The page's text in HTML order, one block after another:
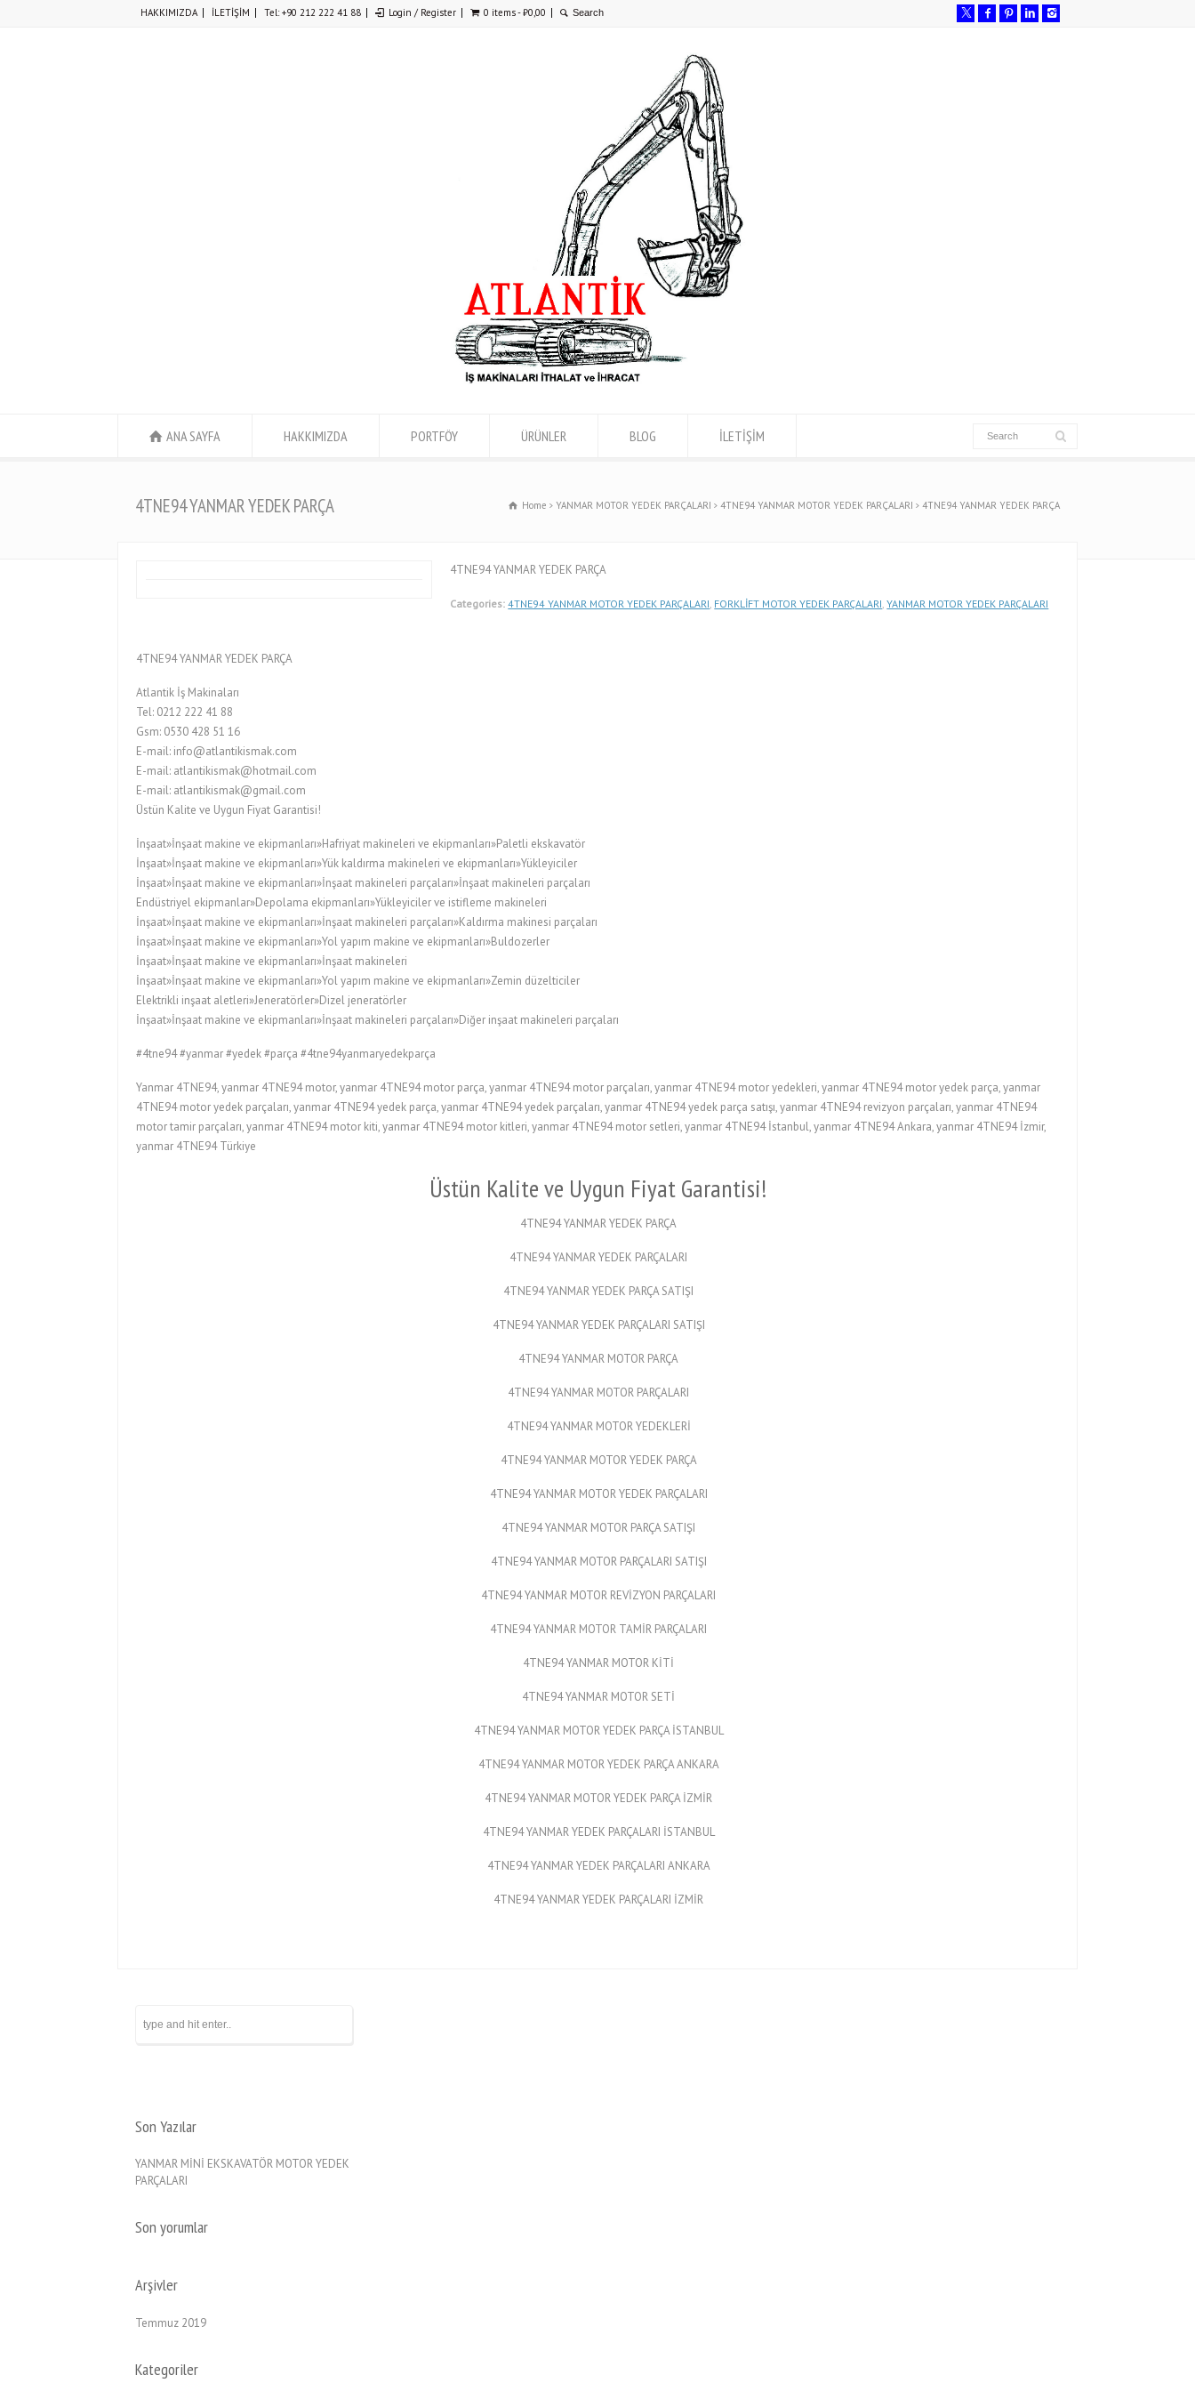
HAKKIMIZDA İLETİŞİM Tel: +90 212 222 41 88 Login / Register 0 items -₺0,00
ANA SAYFA HAKKIMIZDA PORTFÖY ÜRÜNLER BLOG İLETİŞİM
4TNE94 YANMAR YEDEK PARÇA Home YANMAR MOTOR YEDEK PARÇALARI 4TNE94 YANMAR MOTOR YEDEK PARÇALARI 4TNE94 YANMAR YEDEK PARÇA
4TNE94 YANMAR YEDEK PARÇA
Categories: 4TNE94 YANMAR MOTOR YEDEK PARÇALARI, FORKLİFT MOTOR YEDEK PARÇALARI,YANMAR MOTOR YEDEK PARÇALARI
4TNE94 YANMAR YEDEK PARÇA
Atlantik İş Makinaları
Tel: 0212 222 41 88
Gsm: 0530 428 51 16
E-mail: info@atlantikismak.com
E-mail: atlantikismak@hotmail.com
E-mail: atlantikismak@gmail.com
Üstün Kalite ve Uygun Fiyat Garantisi!
İnşaat»İnşaat makine ve ekipmanları»Hafriyat makineleri ve ekipmanları»Paletli ekskavatör
İnşaat»İnşaat makine ve ekipmanları»Yük kaldırma makineleri ve ekipmanları»Yükleyiciler
İnşaat»İnşaat makine ve ekipmanları»İnşaat makineleri parçaları»İnşaat makineleri parçaları
Endüstriyel ekipmanlar»Depolama ekipmanları»Yükleyiciler ve istifleme makineleri
İnşaat»İnşaat makine ve ekipmanları»İnşaat makineleri parçaları»Kaldırma makinesi parçaları
İnşaat»İnşaat makine ve ekipmanları»Yol yapım makine ve ekipmanları»Buldozerler
İnşaat»İnşaat makine ve ekipmanları»İnşaat makineleri
İnşaat»İnşaat makine ve ekipmanları»Yol yapım makine ve ekipmanları»Zemin düzelticiler
Elektrikli inşaat aletleri»Jeneratörler»Dizel jeneratörler
İnşaat»İnşaat makine ve ekipmanları»İnşaat makineleri parçaları»Diğer inşaat makineleri parçaları
#4tne94 #yanmar #yedek #parça #4tne94yanmaryedekparça
Yanmar 4TNE94, yanmar 4TNE94 motor, yanmar 4TNE94 motor parça, yanmar 4TNE94 motor parçaları, yanmar 4TNE94 motor yedekleri, yanmar 4TNE94 motor yedek parça, yanmar
4TNE94 motor yedek parçaları, yanmar 4TNE94 yedek parça, yanmar 4TNE94 yedek parçaları, yanmar 4TNE94 yedek parça satışı, yanmar 4TNE94 revizyon parçaları, yanmar 4TNE94
motor tamir parçaları, yanmar 4TNE94 motor kiti, yanmar 4TNE94 motor kitleri, yanmar 4TNE94 motor setleri, yanmar 4TNE94 İstanbul, yanmar 4TNE94 Ankara, yanmar 4TNE94 İzmir,
yanmar 4TNE94 Türkiye
Üstün Kalite ve Uygun Fiyat Garantisi!
4TNE94 YANMAR YEDEK PARÇA
4TNE94 YANMAR YEDEK PARÇALARI
4TNE94 YANMAR YEDEK PARÇA SATIŞI
4TNE94 YANMAR YEDEK PARÇALARI SATIŞI
4TNE94 YANMAR MOTOR PARÇA
4TNE94 YANMAR MOTOR PARÇALARI
4TNE94 YANMAR MOTOR YEDEKLERİ
4TNE94 YANMAR MOTOR YEDEK PARÇA
4TNE94 YANMAR MOTOR YEDEK PARÇALARI
4TNE94 YANMAR MOTOR PARÇA SATIŞI
4TNE94 YANMAR MOTOR PARÇALARI SATIŞI
4TNE94 YANMAR MOTOR REVİZYON PARÇALARI
4TNE94 YANMAR MOTOR TAMİR PARÇALARI
4TNE94 YANMAR MOTOR KİTİ
4TNE94 YANMAR MOTOR SETİ
4TNE94 YANMAR MOTOR YEDEK PARÇA İSTANBUL
4TNE94 YANMAR MOTOR YEDEK PARÇA ANKARA
4TNE94 YANMAR MOTOR YEDEK PARÇA İZMİR
4TNE94 YANMAR YEDEK PARÇALARI İSTANBUL
4TNE94 YANMAR YEDEK PARÇALARI ANKARA
4TNE94 YANMAR YEDEK PARÇALARI İZMİR
Son Yazılar
YANMAR MİNİ EKSKAVATÖR MOTOR YEDEK
PARÇALARI
Son yorumlar
Arşivler
Temmuz 2019
Kategoriler